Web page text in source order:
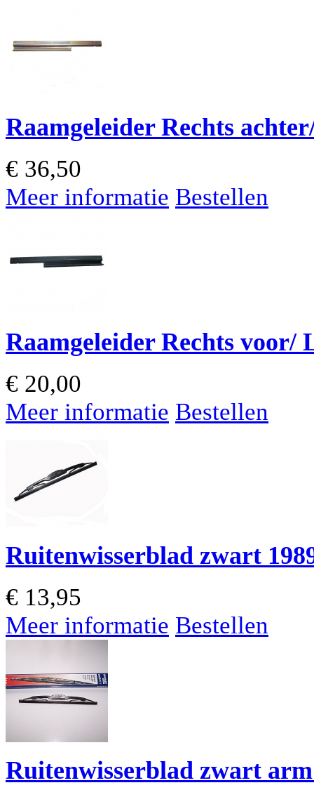
Raamgeleider Rechts
€ 36,50
Meer informatie Bestellen
Raamgeleider Rechts voor/
€ 20,00
Meer informatie Bestellen
Ruitenwisserblad zwart
€ 13,95
Meer informatie Bestellen
Ruitenwisserblad zwart